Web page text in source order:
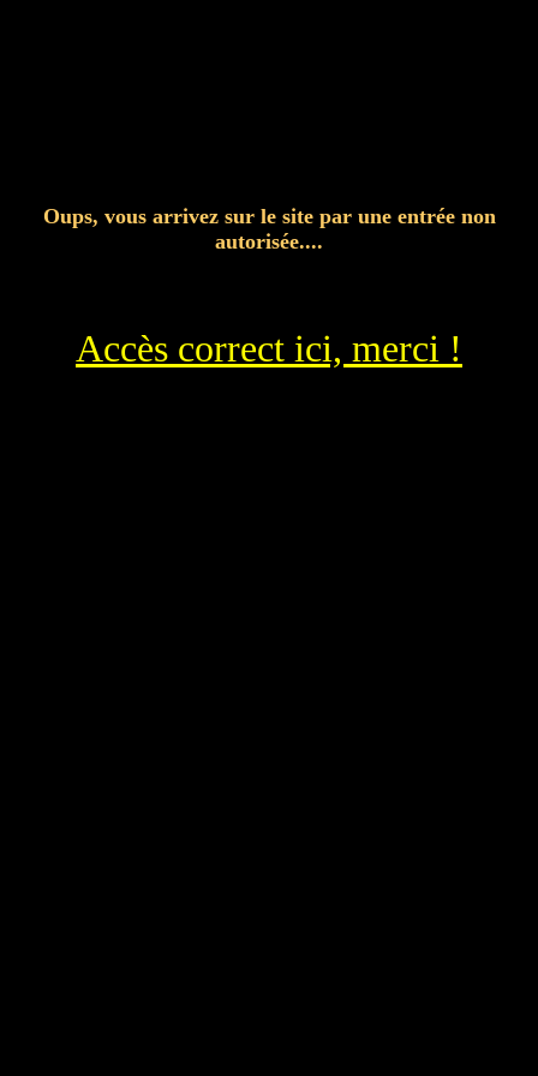
Oups, vous arrivez sur le site par une entrée non
autorisée....
Accès correct ici, merci !